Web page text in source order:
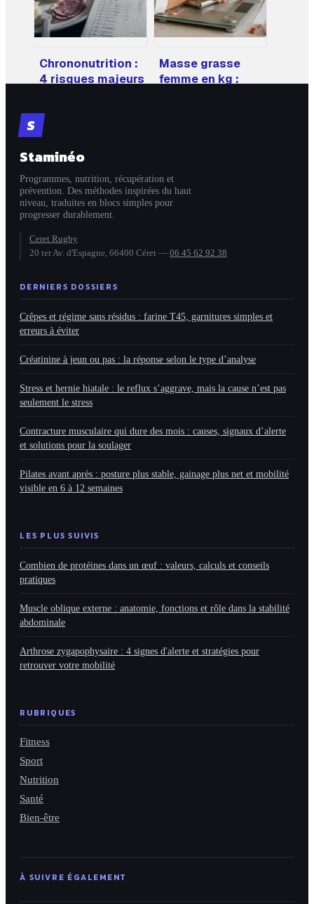
Chrononutrition :
4 risques majeurs
et l’avis des
autorités
Masse grasse
femme en kg :
S
Staminéo
Programmes, nutrition, récupération et
prévention. Des méthodes inspirées du haut
niveau, traduites en blocs simples pour
progresser durablement.
Ceret Rugby
20 ter Av. d'Espagne, 66400 Céret — 06 45 62 92 38
DERNIERS DOSSIERS
Crêpes et régime sans résidus : farine T45, garnitures simples et
erreurs à éviter
Créatinine à jeun ou pas : la réponse selon le type d’analyse
Stress et hernie hiatale : le reflux s’aggrave, mais la cause n’est pas
seulement le stress
Contracture musculaire qui dure des mois : causes, signaux d’alerte
et solutions pour la soulager
Pilates avant après : posture plus stable, gainage plus net et mobilité
visible en 6 à 12 semaines
LES PLUS SUIVIS
Combien de protéines dans un œuf : valeurs, calculs et conseils
pratiques
Muscle oblique externe : anatomie, fonctions et rôle dans la stabilité
abdominale
Arthrose zygapophysaire : 4 signes d'alerte et stratégies pour
retrouver votre mobilité
RUBRIQUES
Fitness
Sport
Nutrition
Santé
Bien-être
À SUIVRE ÉGALEMENT